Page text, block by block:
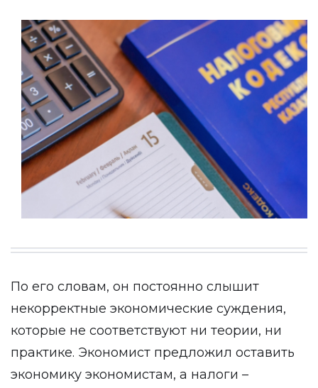
По его словам, он постоянно слышит
некорректные экономические суждения,
которые не соответствуют ни теории, ни
практике. Экономист предложил оставить
экономику экономистам, а налоги –